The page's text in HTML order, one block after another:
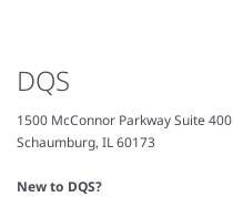
DQS
1500 McConnor Parkway Suite 400
Schaumburg, IL 60173
New to DQS?